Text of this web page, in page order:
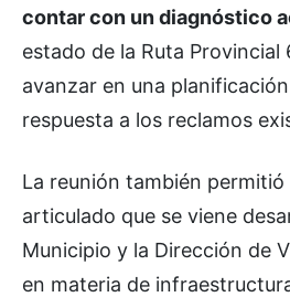
contar con un diagnóstico
estado de la Ruta Provincial
avanzar en una
respuesta a los reclamos
La reunión también
articulado que se viene
Municipio y la Dirección de
en materia de